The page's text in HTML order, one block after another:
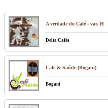
A verdade do Café - var. H
Delta Cafés
Cafe & Saúde (Bogani)
Bogani